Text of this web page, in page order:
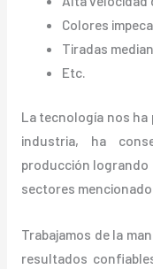
Colores
Tiradas
Etc.
La tecnología nos ha
industria, ha
producción logrando
sectores
Trabajamos de la
resultados